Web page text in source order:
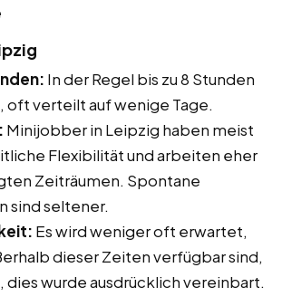
In der Regel bis zu 8 Stunden
oft verteilt auf wenige Tage.
Minijobber in Leipzig haben meist
Flexibilität und arbeiten eher
Zeiträumen. Spontane
sind seltener.
Es wird weniger oft erwartet,
dieser Zeiten verfügbar sind,
dies wurde ausdrücklich vereinbart.